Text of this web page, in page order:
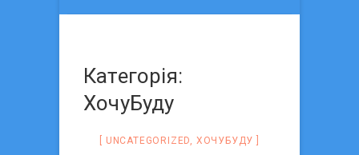
Категорія:
ХочуБуду
UNCATEGORIZED ХОЧУБУДУ